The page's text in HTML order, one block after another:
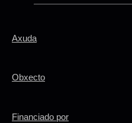
Axuda
Obxecto
Financiado por